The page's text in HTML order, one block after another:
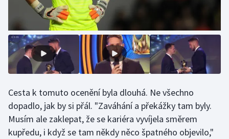
Veslování
Vodní slalom
Volejbal
Cesta k tomuto ocenění byla dlouhá. Ne všechno
dopadlo, jak by si přál. "Zaváhání a překážky tam byly.
Musím ale zaklepat, že se kariéra vyvíjela směrem
kupředu, i když se tam někdy něco špatného objevilo,"